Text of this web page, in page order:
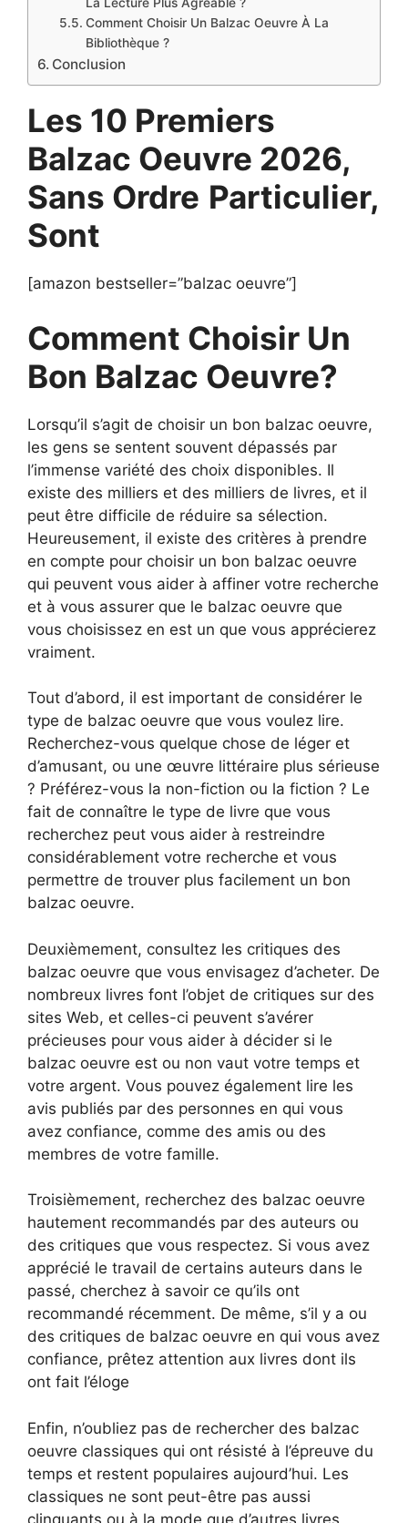
Comment Choisir Un Balzac Oeuvre À La
Bibliothèque ?
Conclusion
Les 10 Premiers
Balzac Oeuvre 2026,
Sans Ordre Particulier,
Sont
[amazon bestseller=”balzac oeuvre”]
Comment Choisir Un
Bon Balzac Oeuvre?
Lorsqu’il s’agit de choisir un bon balzac oeuvre,
les gens se sentent souvent dépassés par
l’immense variété des choix disponibles. Il
existe des milliers et des milliers de livres, et il
peut être difficile de réduire sa sélection.
Heureusement, il existe des critères à prendre
en compte pour choisir un bon balzac oeuvre
qui peuvent vous aider à affiner votre recherche
et à vous assurer que le balzac oeuvre que
vous choisissez en est un que vous apprécierez
vraiment.
Tout d’abord, il est important de considérer le
type de balzac oeuvre que vous voulez lire.
Recherchez-vous quelque chose de léger et
d’amusant, ou une œuvre littéraire plus sérieuse
? Préférez-vous la non-fiction ou la fiction ? Le
fait de connaître le type de livre que vous
recherchez peut vous aider à restreindre
considérablement votre recherche et vous
permettre de trouver plus facilement un bon
balzac oeuvre.
Deuxièmement, consultez les critiques des
balzac oeuvre que vous envisagez d’acheter. De
nombreux livres font l’objet de critiques sur des
sites Web, et celles-ci peuvent s’avérer
précieuses pour vous aider à décider si le
balzac oeuvre est ou non vaut votre temps et
votre argent. Vous pouvez également lire les
avis publiés par des personnes en qui vous
avez confiance, comme des amis ou des
membres de votre famille.
Troisièmement, recherchez des balzac oeuvre
hautement recommandés par des auteurs ou
des critiques que vous respectez. Si vous avez
apprécié le travail de certains auteurs dans le
passé, cherchez à savoir ce qu’ils ont
recommandé récemment. De même, s’il y a ou
des critiques de balzac oeuvre en qui vous avez
confiance, prêtez attention aux livres dont ils
ont fait l’éloge
Enfin, n’oubliez pas de rechercher des balzac
oeuvre classiques qui ont résisté à l’épreuve du
temps et restent populaires aujourd’hui. Les
classiques ne sont peut-être pas aussi
clinquants ou à la mode que d’autres livres,